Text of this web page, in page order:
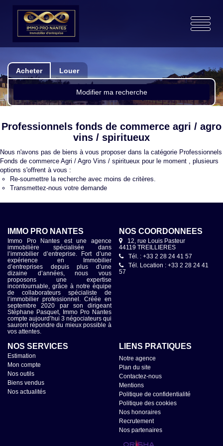
Acheter Louer
Modifier ma recherche
Professionnels fonds de commerce agri / agro
vins / spiritueux
Nous n'avons pas de biens à vous proposer dans la catégorie Professionnels
Fonds de commerce Agri / Agro Vins / spiritueux pour le moment , plusieurs
options s'offrent à vous :
Re-soumettre la recherche avec moins de critères.
Transmettez-nous votre demande
IMMO PRO NANTES
Immo Pro Nantes est une agence
immobilière spécialisée dans
l’immobilier d’entreprise. Fort d’une
expérience en Immobilier
d’entreprises depuis plus d’une
dizaine d’années, nous vous
proposons une expertise
incontournable, grâce à notre équipe
de collaborateurs spécialiste de
l’immobilier professionnel. Créée en
septembre 2020 par son dirigeant
Stéphane Pasquet, Immo Pro Nantes
compte aujourd’hui 3 négociateurs qui
sauront répondre du mieux possible à
vos attentes.
NOS COORDONNÉES
12, rue Louis Pasteur
44119 TREILLIERES
Tél. : +33 2 28 24 41 57
Tél. Location : +33 2 28 24 41
57
NOS SERVICES
Estimation
Mon compte
Nos outils
Biens vendus
Nos actualités
LIENS PRATIQUES
Notre agence
Plan du site
Contactez-nous
Mentions
Politique de confidentialité
Politique des cookies
Nos honoraires
Recrutement
Nos partenaires